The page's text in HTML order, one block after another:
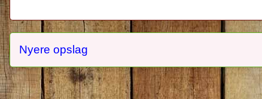
Nyere opslag